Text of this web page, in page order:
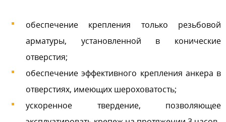
обеспечение крепления только резьбовой
арматуры, установленной в конические
отверстия;
обеспечение эффективного крепления анкера в
отверстиях, имеющих шероховатость;
ускоренное твердение, позволяющее